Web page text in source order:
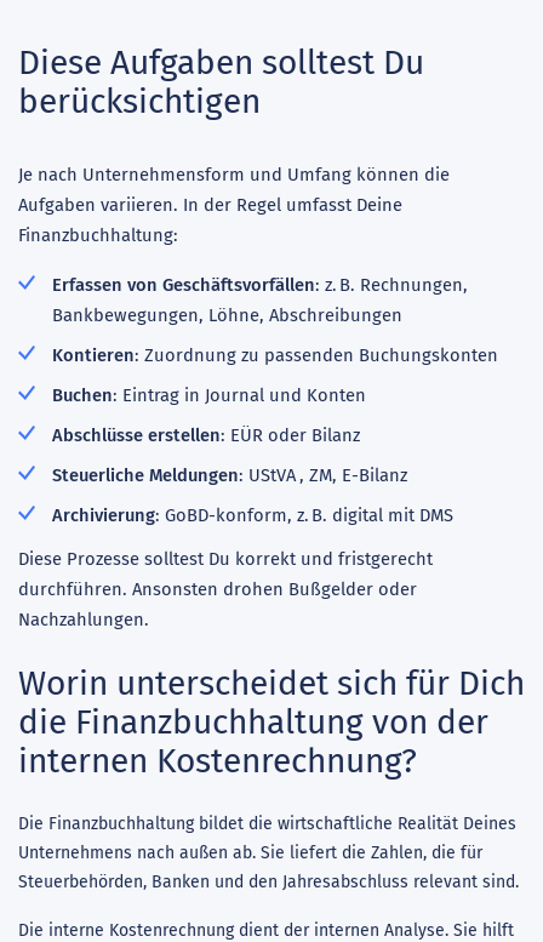
Diese Aufgaben solltest Du
berücksichtigen
Je nach Unternehmensform und Umfang können die
Aufgaben variieren. In der Regel umfasst Deine
Finanzbuchhaltung:
Erfassen von Geschäftsvorfällen: z. B. Rechnungen,
Bankbewegungen, Löhne, Abschreibungen
Kontieren: Zuordnung zu passenden Buchungskonten
Buchen: Eintrag in Journal und Konten
Abschlüsse erstellen: EÜR oder Bilanz
Steuerliche Meldungen: UStVA, ZM, E-Bilanz
Archivierung: GoBD-konform, z. B. digital mit DMS
Diese Prozesse solltest Du korrekt und fristgerecht
durchführen. Ansonsten drohen Bußgelder oder
Nachzahlungen.
Worin unterscheidet sich für Dich
die Finanzbuchhaltung von der
internen Kostenrechnung?
Die Finanzbuchhaltung bildet die wirtschaftliche Realität Deines
Unternehmens nach außen ab. Sie liefert die Zahlen, die für
Steuerbehörden, Banken und den Jahresabschluss relevant sind.
Die interne Kostenrechnung dient der internen Analyse. Sie hilft